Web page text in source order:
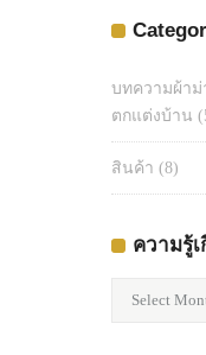
บทความผ้า
ตกแต่งบ้าน
สินค้า (8)
ความรู้
ความ